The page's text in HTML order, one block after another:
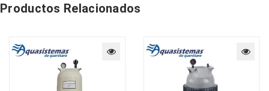
Productos Relacionados